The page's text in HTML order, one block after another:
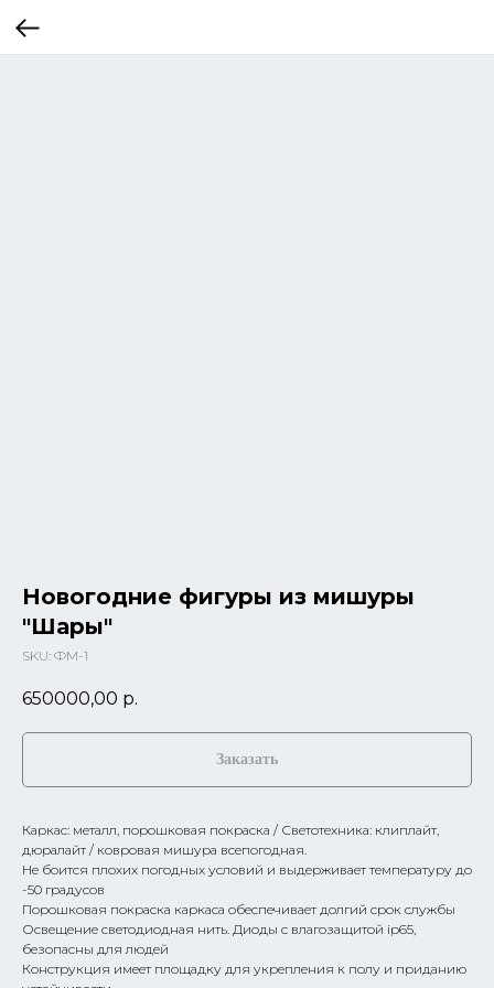
Новогодние фигуры из мишуры
"Шары"
SKU: ФМ-1
650000,00 р.
Заказать
Каркас: металл, порошковая покраска / Светотехника: клиплайт,
дюралайт / ковровая мишура всепогодная.
Не боится плохих погодных условий и выдерживает температуру до
-50 градусов
Порошковая покраска каркаса обеспечивает долгий срок службы
Освещение светодиодная нить. Диоды с влагозащитой ip65,
безопасны для людей
Конструкция имеет площадку для укрепления к полу и приданию